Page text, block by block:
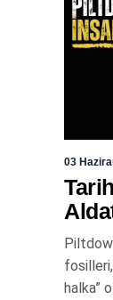
03
halka”